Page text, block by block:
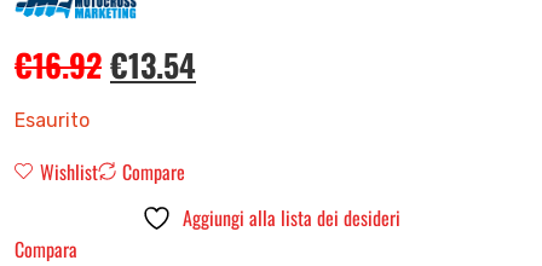
€16.92€13.54
Esaurito
Wishlist
Compare
Aggiungi alla lista dei desideri
Compara